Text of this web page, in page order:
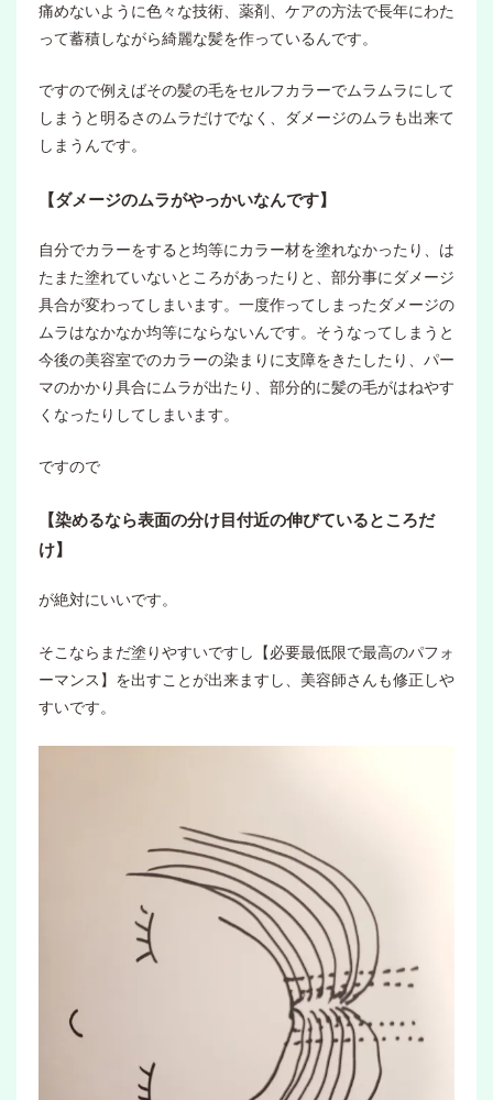
痛めないように色々な技術、薬剤、ケアの方法で長年にわた
って蓄積しながら綺麗な髪を作っているんです。
ですので例えばその髪の毛をセルフカラーでムラムラにして
しまうと明るさのムラだけでなく、ダメージのムラも出来て
しまうんです。
【ダメージのムラがやっかいなんです】
自分でカラーをすると均等にカラー材を塗れなかったり、は
たまた塗れていないところがあったりと、部分事にダメージ
具合が変わってしまいます。一度作ってしまったダメージの
ムラはなかなか均等にならないんです。そうなってしまうと
今後の美容室でのカラーの染まりに支障をきたしたり、パー
マのかかり具合にムラが出たり、部分的に髪の毛がはねやす
くなったりしてしまいます。
ですので
【染めるなら表面の分け目付近の伸びているところだ
け】
が絶対にいいです。
そこならまだ塗りやすいですし【必要最低限で最高のパフォ
ーマンス】を出すことが出来ますし、美容師さんも修正しや
すいです。